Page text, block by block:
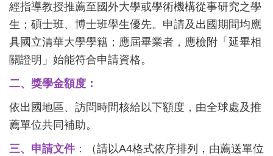
經指導教授推薦至國外大學或學術機構從事研究之學
生；碩士班、博士班學生優先。申請及出國期間均應
具國立清華大學學籍；應屆畢業者，應檢附「延畢相
關證明」始能符合申請資格。
二、獎學金額度：
依出國地區、訪問時間核給以下額度，由全球處及推
薦單位共同補助。
三、申請文件 ：
（請以A4格式依序排列，由薦送單位